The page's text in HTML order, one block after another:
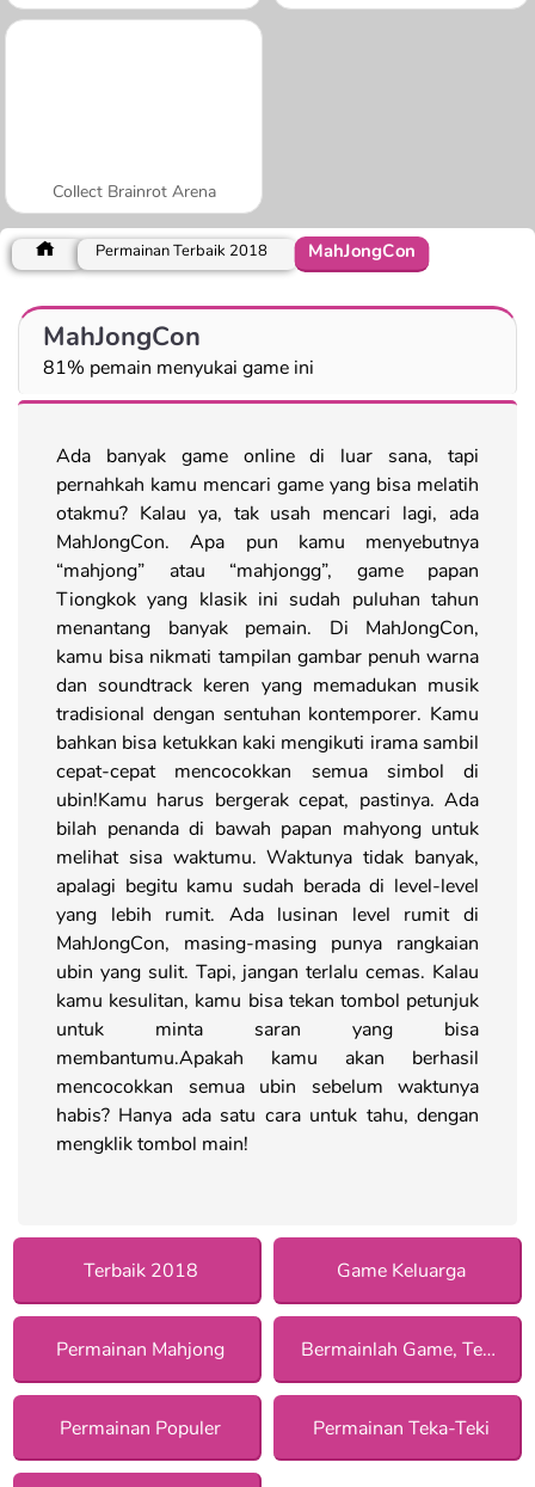
Collect Brainrot Arena
Permainan Terbaik 2018 MahJongCon
MahJongCon
81% pemain menyukai game ini
Ada banyak game online di luar sana, tapi
pernahkah kamu mencari game yang bisa melatih
otakmu? Kalau ya, tak usah mencari lagi, ada
MahJongCon. Apa pun kamu menyebutnya
“mahjong” atau “mahjongg”, game papan
Tiongkok yang klasik ini sudah puluhan tahun
menantang banyak pemain. Di MahJongCon,
kamu bisa nikmati tampilan gambar penuh warna
dan soundtrack keren yang memadukan musik
tradisional dengan sentuhan kontemporer. Kamu
bahkan bisa ketukkan kaki mengikuti irama sambil
cepat-cepat mencocokkan semua simbol di
ubin!Kamu harus bergerak cepat, pastinya. Ada
bilah penanda di bawah papan mahyong untuk
melihat sisa waktumu. Waktunya tidak banyak,
apalagi begitu kamu sudah berada di level-level
yang lebih rumit. Ada lusinan level rumit di
MahJongCon, masing-masing punya rangkaian
ubin yang sulit. Tapi, jangan terlalu cemas. Kalau
kamu kesulitan, kamu bisa tekan tombol petunjuk
untuk minta saran yang bisa
membantumu.Apakah kamu akan berhasil
mencocokkan semua ubin sebelum waktunya
habis? Hanya ada satu cara untuk tahu, dengan
mengklik tombol main!
Terbaik 2018 Game Keluarga
Permainan Mahjong Bermainlah Game, Tetap Aman!
Permainan Populer Permainan Teka-Teki